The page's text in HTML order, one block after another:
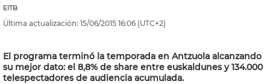
EITB
Última actualización: 15/06/2015 16:06 (UTC+2)
El programa terminó la temporada en Antzuola alcanzando
su mejor dato: el 8,8% de share entre euskaldunes y 134.000
telespectadores de audiencia acumulada.